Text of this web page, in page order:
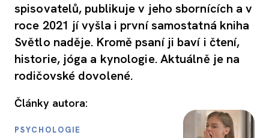
spisovatelů, publikuje v jeho sbornících a v
roce 2021 jí vyšla i první samostatná kniha
Světlo naděje. Kromě psaní ji baví i čtení,
historie, jóga a kynologie. Aktuálně je na
rodičovské dovolené.
Články autora:
PSYCHOLOGIE